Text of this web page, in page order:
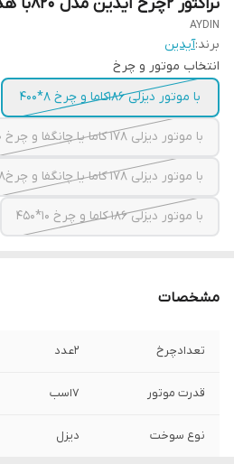
AYDIN
برند:آیدین
انتخاب موتور و چرخ
با موتور دیزلی 186کاما و چرخ 8*400
با موتور دیزلی 178 کاما یا چانگفا و چرخ 10*450
با موتور دیزلی 178 کاما یا چانگفا و چرخ8*400
با موتور دیزلی 186 کاما و چرخ 10*450
مشخصات
تعدادچرخ 2عدد
قدرت موتور 7اسب
نوع سوخت دیزل